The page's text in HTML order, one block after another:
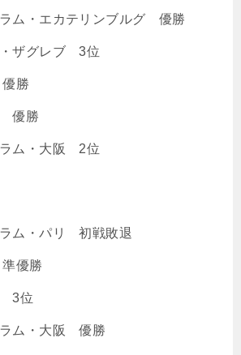
ム・エカテリンブルグ 優勝
・ザグレブ 3位
勝
優勝
ラム・大阪 2位
ム・パリ 初戦敗退
優勝
3位
ム・大阪 優勝